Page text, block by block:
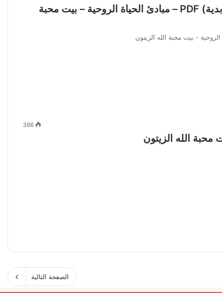
كتاب الفرصة الذهبية للأفراد 3 (الثقة في الحياة الأبدية) PDF – مبادئ الحياة الروحية – بيت محبة
366
الصفحة التالية